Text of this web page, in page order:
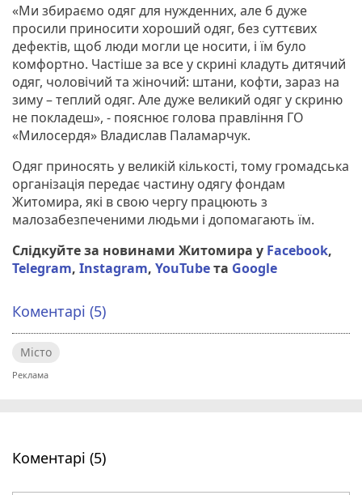
«Ми збираємо одяг для нужденних, але б дуже
просили приносити хороший одяг, без суттєвих
дефектів, щоб люди могли це носити, і їм було
комфортно. Частіше за все у скрині кладуть дитячий
одяг, чоловічий та жіночий: штани, кофти, зараз на
зиму – теплий одяг. Але дуже великий одяг у скриню
не покладеш», - пояснює голова правління ГО
«Милосердя» Владислав Паламарчук.
Одяг приносять у великій кількості, тому громадська
організація передає частину одягу фондам
Житомира, які в свою чергу працюють з
малозабезпеченими людьми і допомагають їм.
Слідкуйте за новинами Житомира у Facebook,
Telegram, Instagram, YouTubeта Google
Коментарі (5)
Місто
Коментарі (5)